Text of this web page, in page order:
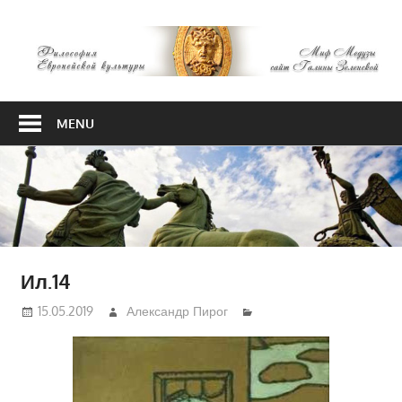
content
Европейской
MENU
Ил.14
15.05.2019 Александр Пирог